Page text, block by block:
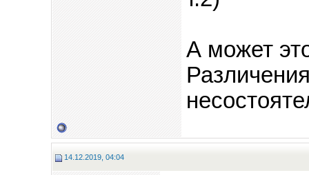
А может
14.12.2019, 04:04